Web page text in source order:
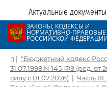
Актуальные
ЗАКОНЫ, КОДЕКСЫ И
НОРМАТИВНО-ПРАВОВЫЕ
РОССИЙСКОЙ ФЕДЕРАЦИИ
| "Бюджетный кодекс
31.07.1998 N 145-ФЗ (ред. от
силу с 01.07.2026) | Часть